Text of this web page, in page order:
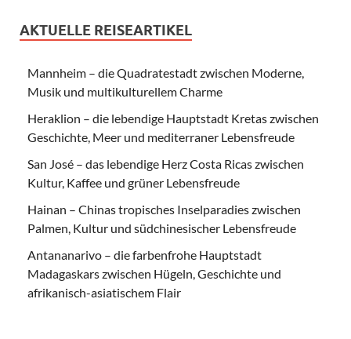
AKTUELLE REISEARTIKEL
Mannheim – die Quadratestadt zwischen Moderne,
Musik und multikulturellem Charme
Heraklion – die lebendige Hauptstadt Kretas zwischen
Geschichte, Meer und mediterraner Lebensfreude
San José – das lebendige Herz Costa Ricas zwischen
Kultur, Kaffee und grüner Lebensfreude
Hainan – Chinas tropisches Inselparadies zwischen
Palmen, Kultur und südchinesischer Lebensfreude
Antananarivo – die farbenfrohe Hauptstadt
Madagaskars zwischen Hügeln, Geschichte und
afrikanisch-asiatischem Flair